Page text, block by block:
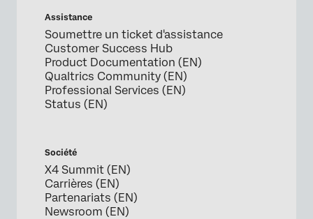
Assistance
Soumettre un ticket d'assistance
Customer Success Hub
Product Documentation (EN)
Qualtrics Community (EN)
Professional Services (EN)
Status (EN)
Société
X4 Summit (EN)
Carrières (EN)
Partenariats (EN)
Newsroom (EN)